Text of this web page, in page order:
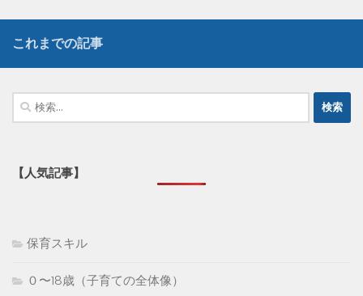
これまでの記事
検
索:
【人気記事】
保育スキル
０〜18歳（子育ての全体像）